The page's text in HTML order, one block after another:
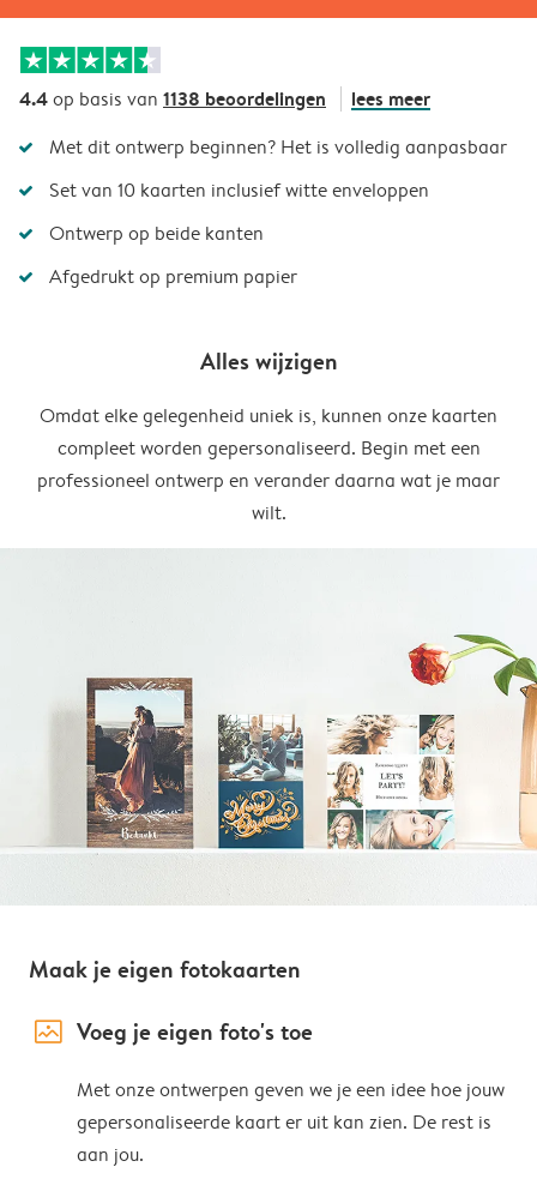
4.4op basis van 1138 beoordelingen lees meer
Met dit ontwerp beginnen? Het is volledig aanpasbaar
Set van 10 kaarten inclusief witte enveloppen
Ontwerp op beide kanten
Afgedrukt op premium papier
Alles wijzigen
Omdat elke gelegenheid uniek is, kunnen onze kaarten
compleet worden gepersonaliseerd. Begin met een
professioneel ontwerp en verander daarna wat je maar
wilt.
Maak je eigen fotokaarten
image_placeholder Voeg je eigen foto's toe
Met onze ontwerpen geven we je een idee hoe jouw
gepersonaliseerde kaart er uit kan zien. De rest is
aan jou.